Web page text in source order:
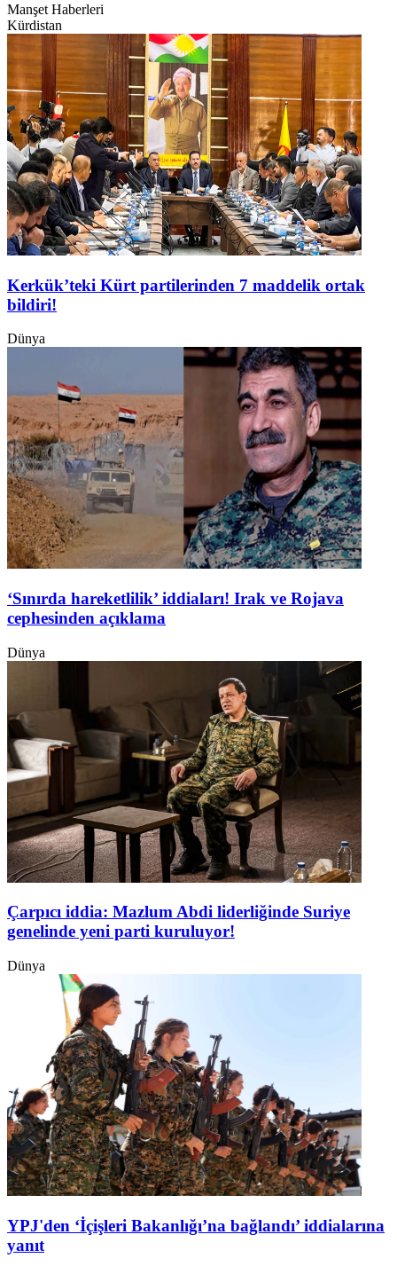
Manşet Haberleri
Kürdistan
Kerkük’teki Kürt partilerinden 7 maddelik ortak
bildiri!
Dünya
‘Sınırda hareketlilik’ iddiaları! Irak ve Rojava
cephesinden açıklama
Dünya
Çarpıcı iddia: Mazlum Abdi liderliğinde Suriye
genelinde yeni parti kuruluyor!
Dünya
YPJ'den ‘İçişleri Bakanlığı’na bağlandı’ iddialarına
yanıt